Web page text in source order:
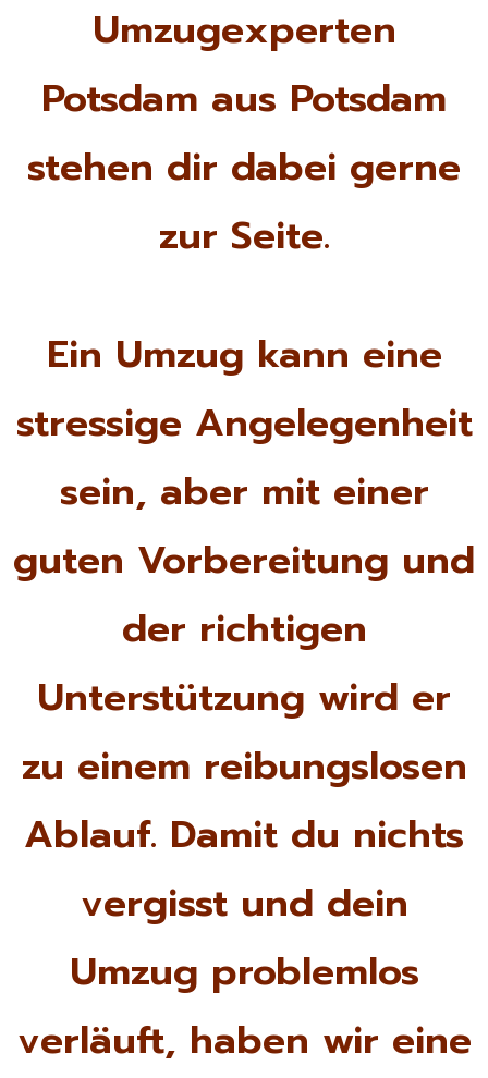
Umzugexperten
Potsdam aus Potsdam
stehen dir dabei gerne
zur Seite.
Ein Umzug kann eine
stressige Angelegenheit
sein, aber mit einer
guten Vorbereitung und
der richtigen
Unterstützung wird er
zu einem reibungslosen
Ablauf. Damit du nichts
vergisst und dein
Umzug problemlos
verläuft, haben wir eine